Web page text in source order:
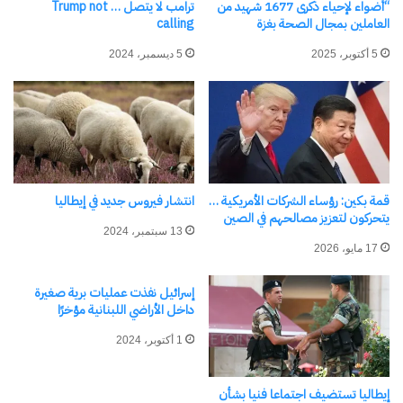
ويركز التزام اليوم على الإستدامة وسهولة الوصول
والسلامة، من خلال مبادرات مثل رقمنة سجل
المركبات العام (PRA) وتوسيع دورات القيادة الآمنة،
مستشهدًا بمثال النمسا حيث “ساهمت في خفض
وفيات الطرق بنسبة 80%”.
رفع بييرلويجي دي بالما، رئيس هيئة الطيران المدني
الإيطالية (ENAC)، مستوى النقاش إلى بُعد
جيوسياسي وثقافي، واصفًا النقل الجوي بأنه “جسر غير
ملموس يوحد الثقافات والشعوب، متجاوزًا الحواجز
الجيوسياسية والدبلوماسية”، موضحا أن فتح مسارات
جوية إلى دول مثل ليبيا ليس مجرد عملية تجارية، بل هو
فعل يعزز التكامل والحوار والتنمية المتبادلة.
“أضواء لإحياء ذكرى 1677 شهيد من
العاملين بمجال الصحة بغزة
5 أكتوبر، 2025
ترامب لا يتصل … Trump not
calling
5 ديسمبر، 2024
قمة بكين: رؤساء الشركات الأمريكية …
يتحركون لتعزيز مصالحهم في الصين
17 مايو، 2026
انتشار فيروس جديد في إيطاليا
13 سبتمبر، 2024
إيطاليا تستضيف اجتماعا فنيا بشأن
إسرائيل نفذت عمليات برية صغيرة
داخل الأراضي اللبنانية مؤخرًا
1 أكتوبر، 2024